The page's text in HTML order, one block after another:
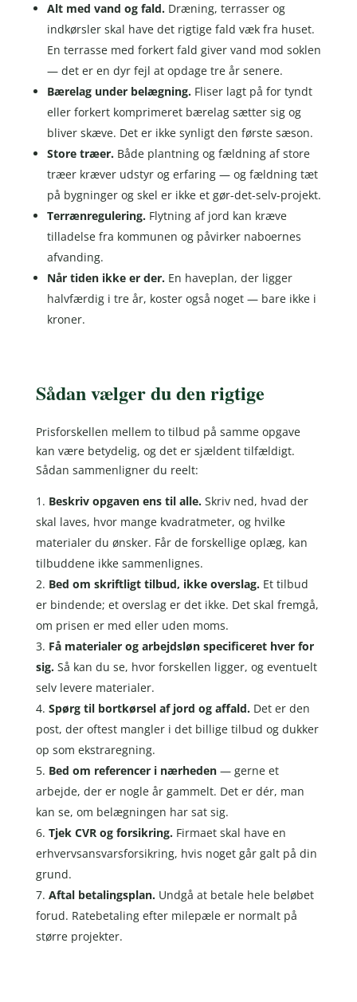
Alt med vand og fald.Dræning, terrasser og
indkørsler skal have det rigtige fald væk fra huset.
En terrasse med forkert fald giver vand mod soklen
— det er en dyr fejl at opdage tre år senere.
Bærelag under belægning.Fliser lagt på for tyndt
eller forkert komprimeret bærelag sætter sig og
bliver skæve. Det er ikke synligt den første sæson.
Store træer.Både plantning og fældning af store
træer kræver udstyr og erfaring — og fældning tæt
på bygninger og skel er ikke et gør-det-selv-projekt.
Terrænregulering.Flytning af jord kan kræve
tilladelse fra kommunen og påvirker naboernes
afvanding.
Når tiden ikke er der.En haveplan, der ligger
halvfærdig i tre år, koster også noget — bare ikke i
kroner.
Sådan vælger du den rigtige
Prisforskellen mellem to tilbud på samme opgave
kan være betydelig, og det er sjældent tilfældigt.
Sådan sammenligner du reelt:
Beskriv opgaven ens til alle.Skriv ned, hvad der
skal laves, hvor mange kvadratmeter, og hvilke
materialer du ønsker. Får de forskellige oplæg, kan
tilbuddene ikke sammenlignes.
Bed om skriftligt tilbud, ikke overslag.Et tilbud
er bindende; et overslag er det ikke. Det skal fremgå,
om prisen er med eller uden moms.
Få materialer og arbejdsløn specificeret hver for
sig.Så kan du se, hvor forskellen ligger, og eventuelt
selv levere materialer.
Spørg til bortkørsel af jord og affald.Det er den
post, der oftest mangler i det billige tilbud og dukker
op som ekstraregning.
Bed om referencer i nærheden— gerne et
arbejde, der er nogle år gammelt. Det er dér, man
kan se, om belægningen har sat sig.
Tjek CVR og forsikring.Firmaet skal have en
erhvervsansvarsforsikring, hvis noget går galt på din
grund.
Aftal betalingsplan.Undgå at betale hele beløbet
forud. Ratebetaling efter milepæle er normalt på
større projekter.